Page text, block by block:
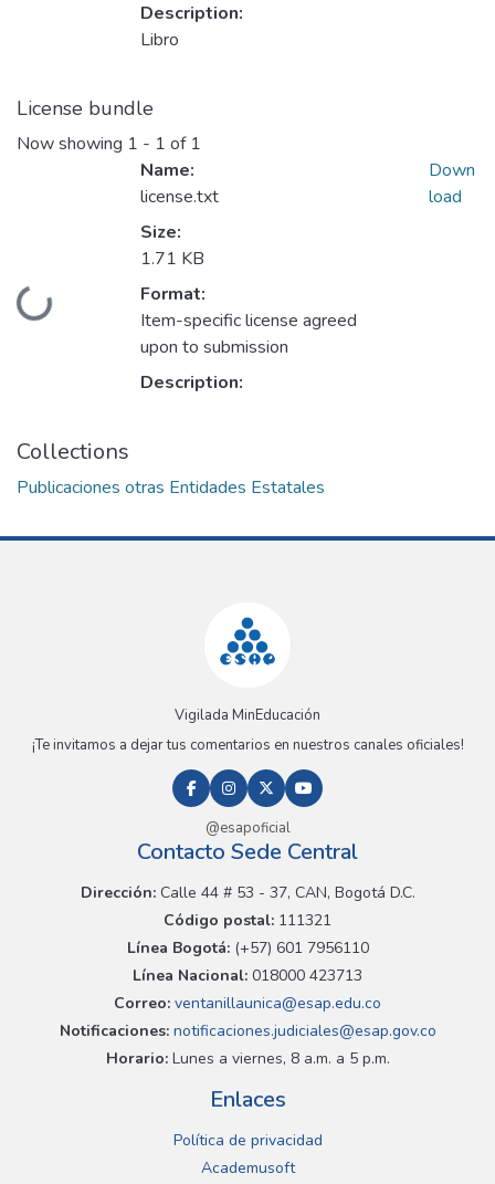
Description:
Libro
License bundle
Now showing 1 - 1 of 1
Loading...
Name:
license.txt
Size:
1.71 KB
Format:
Item-specific license agreed
upon to submission
Description:
Down
load
Collections
Publicaciones otras Entidades Estatales
Vigilada MinEducación
¡Te invitamos a dejar tus comentarios en nuestros canales oficiales!
@esapoficial
Contacto Sede Central
Dirección:Calle 44 # 53 - 37, CAN, Bogotá D.C.
Código postal: 111321
Línea Bogotá:(+57) 601 7956110
Línea Nacional: 018000 423713
Correo: ventanillaunica@esap.edu.co
Notificaciones:notificaciones.judiciales@esap.gov.co
Horario:Lunes a viernes, 8 a.m. a 5 p.m.
Enlaces
Política de privacidad
Academusoft